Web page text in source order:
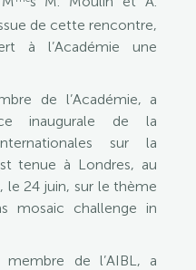
de cette rencontre,
à l’Académie une
de l’Académie, a
inaugurale de la
sur la
tenue à Londres, au
le 24 juin, sur le thème
mosaic challenge in
membre de l’AIBL, a